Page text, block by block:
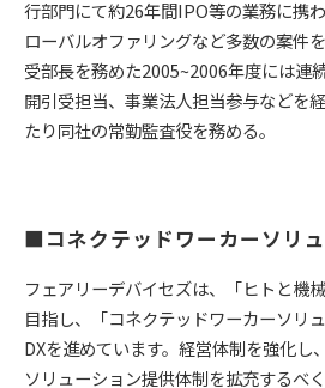
行部門にて約26年間IPO等の業務に携
ローバルオファリングなど多数の案件
受部長を務めた2005~2006年度には連
開引受担当、事業法人担当参与などを
たり同社の常勤監査役を務める。
■コネクテッドワーカーソリ
フェアリーデバイセズは、「ヒトと機
目指し、「コネクテッドワーカーソリ
DXを進めています。経営体制を強化し
ソリューション提供体制を拡充するべ